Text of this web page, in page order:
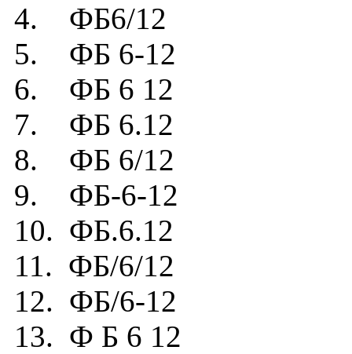
4. ФБ6/12
5. ФБ 6-12
6. ФБ 6 12
7. ФБ 6.12
8. ФБ 6/12
9. ФБ-6-12
10. ФБ.6.12
11. ФБ/6/12
12. ФБ/6-12
13. Ф Б 6 12